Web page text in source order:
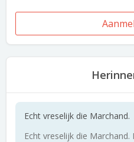
Echt vreselijk die Marchand.
Echt vreselijk die